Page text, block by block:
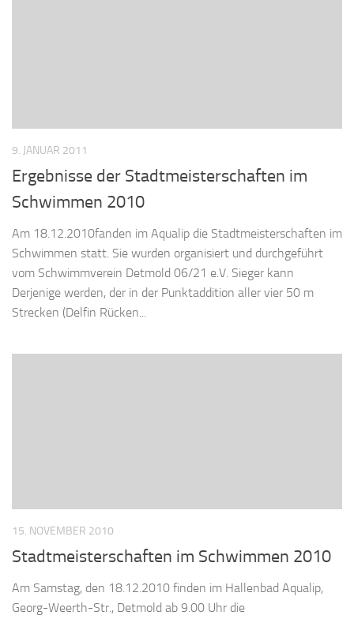
9. JANUAR 2011
Ergebnisse der Stadtmeisterschaften im
Schwimmen 2010
Am 18.12.2010fanden im Aqualip die Stadtmeisterschaften im
Schwimmen statt. Sie wurden organisiert und durchgeführt
vom Schwimmverein Detmold 06/21 e.V. Sieger kann
Derjenige werden, der in der Punktaddition aller vier 50 m
Strecken (Delfin Rücken...
15. NOVEMBER 2010
Stadtmeisterschaften im Schwimmen 2010
Am Samstag, den 18.12.2010 finden im Hallenbad Aqualip,
Georg-Weerth-Str., Detmold ab 9.00 Uhr die